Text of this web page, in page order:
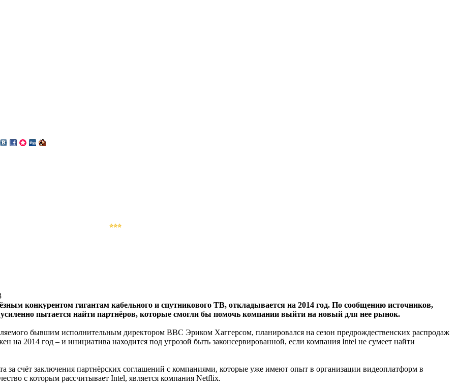
конкурентом гигантам кабельного и спутникового ТВ, откладывается на 2014 год. По сообщению источников,
пытается найти партнёров, которые смогли бы помочь компании выйти на новый для нее рынок.
бывшим исполнительным директором BBC Эриком Хаггерсом, планировался на сезон предрождественских распродаж
на 2014 год – и инициатива находится под угрозой быть законсервированной, если компания Intel не сумеет найти
за счёт заключения партнёрских соглашений с компаниями, которые уже имеют опыт в организации видеоплатформ в
с которым рассчитывает Intel, является компания Netflix.